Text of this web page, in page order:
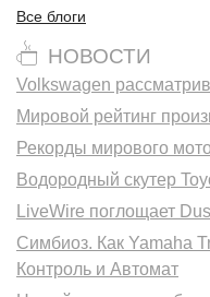
Все блоги
НОВОСТИ
Volkswagen
Мировой рейтинг
Рекорды мирового
Водородный скутер
LiveWire поглощает
Симбиоз. Как Yamaha
Контроль и Автомат